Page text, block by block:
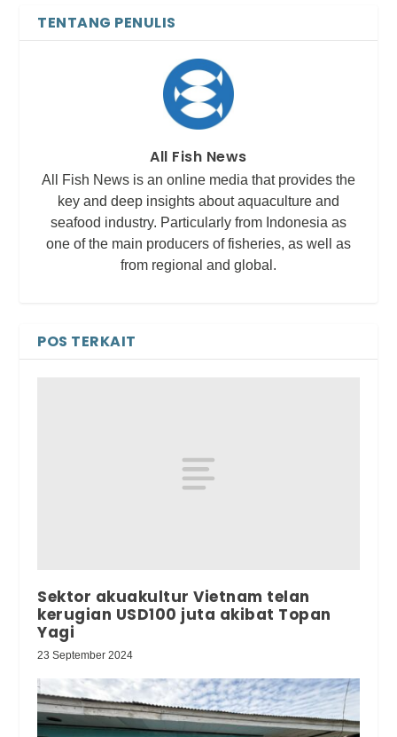
TENTANG PENULIS
All Fish News
All Fish News is an online media that provides the
key and deep insights about aquaculture and
seafood industry. Particularly from Indonesia as
one of the main producers of fisheries, as well as
from regional and global.
POS TERKAIT
Sektor akuakultur Vietnam telan
kerugian USD100 juta akibat Topan
Yagi
23 September 2024